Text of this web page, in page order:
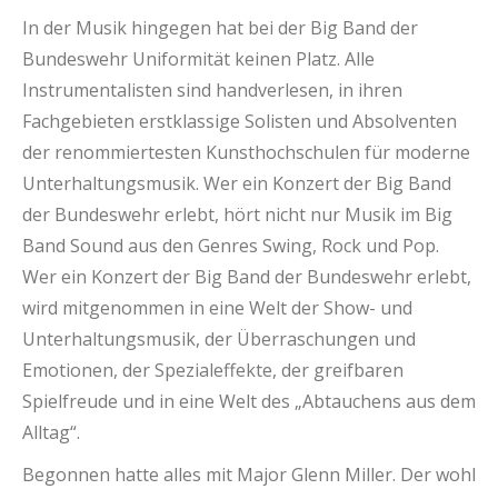
In der Musik hingegen hat bei der Big Band der
Bundeswehr Uniformität keinen Platz. Alle
Instrumentalisten sind handverlesen, in ihren
Fachgebieten erstklassige Solisten und Absolventen
der renommiertesten Kunsthochschulen für moderne
Unterhaltungsmusik. Wer ein Konzert der Big Band
der Bundeswehr erlebt, hört nicht nur Musik im Big
Band Sound aus den Genres Swing, Rock und Pop.
Wer ein Konzert der Big Band der Bundeswehr erlebt,
wird mitgenommen in eine Welt der Show- und
Unterhaltungsmusik, der Überraschungen und
Emotionen, der Spezialeffekte, der greifbaren
Spielfreude und in eine Welt des „Abtauchens aus dem
Alltag“.
Begonnen hatte alles mit Major Glenn Miller. Der wohl